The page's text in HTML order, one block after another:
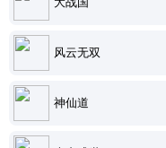
风云无双
神仙道